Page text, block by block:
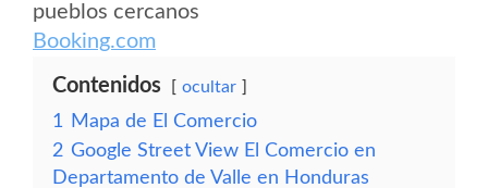
pueblos cercanos
Booking.com
Contenidos ocultar
1
Mapa de El Comercio
2 Google Street View El Comercio en
Departamento de Valle en Honduras